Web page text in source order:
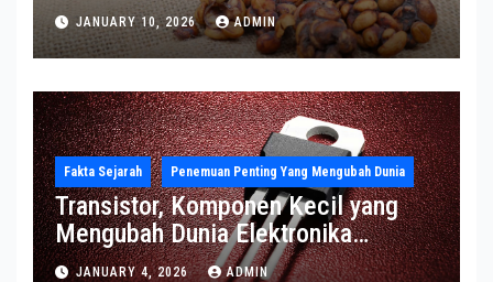
JANUARY 10, 2026 ADMIN
Fakta Sejarah Penemuan Penting Yang Mengubah Dunia
Transistor, Komponen Kecil yang
Mengubah Dunia Elektronika
Modern
JANUARY 4, 2026 ADMIN